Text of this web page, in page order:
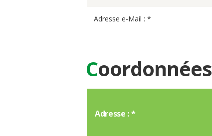
Adresse e-Mail : *
Coordonnées
Adresse : *